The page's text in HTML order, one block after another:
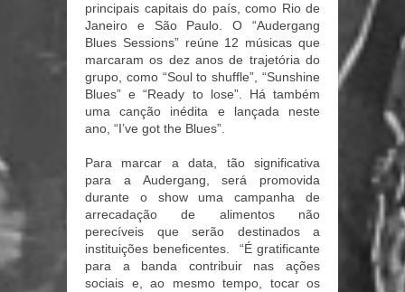
principais capitais do país, como Rio de
Janeiro e São Paulo. O “Audergang
Blues Sessions” reúne 12 músicas que
marcaram os dez anos de trajetória do
grupo, como “Soul to shuffle”, “Sunshine
Blues” e “Ready to lose”. Há também
uma canção inédita e lançada neste
ano, “I’ve got the Blues”.
Para marcar a data, tão significativa
para a Audergang, será promovida
durante o show uma campanha de
arrecadação de alimentos não
perecíveis que serão destinados a
instituições beneficentes. “É gratificante
para a banda contribuir nas ações
sociais e, ao mesmo tempo, tocar os